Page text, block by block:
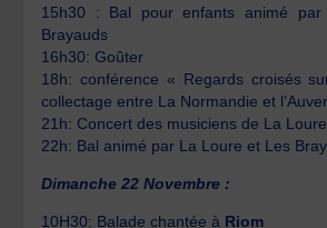
15h30 : Bal pour enfants animé
Brayauds
16h30: Goûter
18h: conférence « Regards croisés
collectage entre La Normandie et
21h: Concert des musiciens de La Loure
22h: Bal animé par La Loure et Les
Dimanche 22 Novembre :
10H30: Balade chantée à Riom